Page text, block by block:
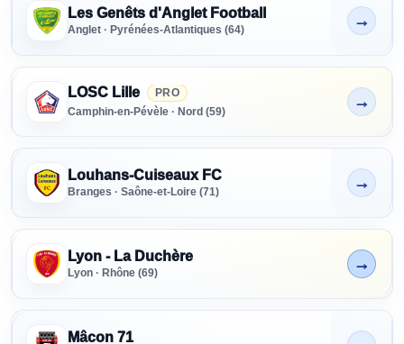
Les Genêts d'Anglet Football
Anglet · Pyrénées-Atlantiques (64)
Non indiqué
→
LOSC Lille
PRO
Camphin-en-Pévèle · Nord (59)
Non indiqué
→
Louhans-Cuiseaux FC
Branges · Saône-et-Loire (71)
Non indiqué
→
Lyon - La Duchère
Lyon · Rhône (69)
En cours
→
Mâcon 71